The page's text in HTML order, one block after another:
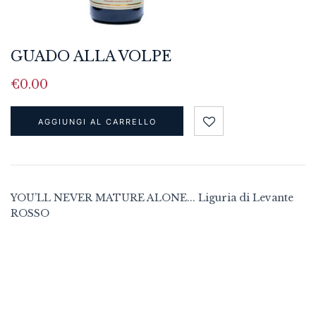
GUADO ALLA VOLPE
€0.00
AGGIUNGI AL CARRELLO
YOU’LL NEVER MATURE ALONE... Liguria di Levante
ROSSO